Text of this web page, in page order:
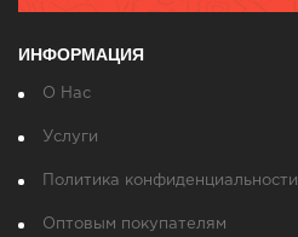
ИНФОРМАЦИЯ
О Нас
Услуги
Политика конфиденциальности
Оптовым покупателям